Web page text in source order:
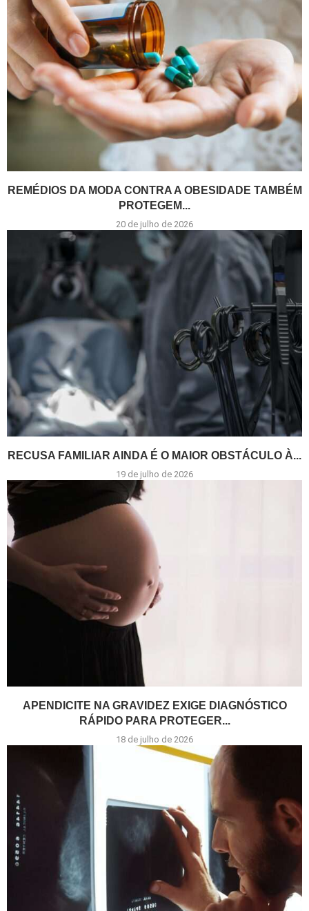
REMÉDIOS DA MODA CONTRA A OBESIDADE TAMBÉM
PROTEGEM...
20 de julho de 2026
RECUSA FAMILIAR AINDA É O MAIOR OBSTÁCULO À...
19 de julho de 2026
APENDICITE NA GRAVIDEZ EXIGE DIAGNÓSTICO
RÁPIDO PARA PROTEGER...
18 de julho de 2026